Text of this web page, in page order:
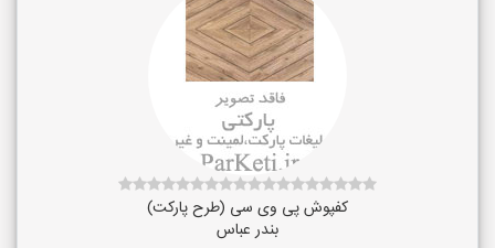
کفپوش پی وی سی (طرح پارکت)
بندر عباس